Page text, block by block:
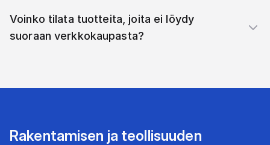
Voinko tilata tuotteita, joita ei löydy
suoraan verkkokaupasta?
Rakentamisen ja teollisuuden